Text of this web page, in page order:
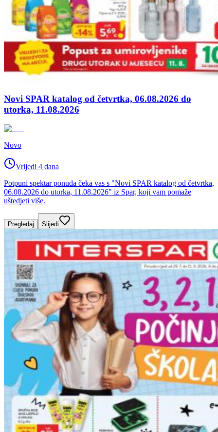
Novi SPAR katalog od četvrtka, 06.08.2026 do
utorka, 11.08.2026
Novo
Vrijedi 4 dana
Potpuni spektar ponuda čeka vas s "Novi SPAR katalog od četvrtka,
06.08.2026 do utorka, 11.08.2026" iz Spar, koji vam pomaže
uštedjeti više.
Pregledaj Slijedi